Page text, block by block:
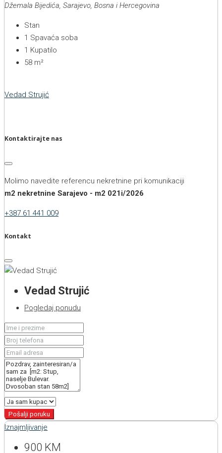
Džemala Bijedića, Sarajevo, Bosna i Hercegovina
Stan
1 Spavaća soba
1 Kupatilo
58 m²
Vedad Strujić
Kontaktirajte nas
Molimo navedite referencu nekretnine pri komunikaciji
m2 nekretnine Sarajevo - m2 021i/2026
+387 61 441 009
Kontakt
Vedad Strujić
Pogledaj ponudu
Pošalji poruku
Iznajmljivanje
900 KM